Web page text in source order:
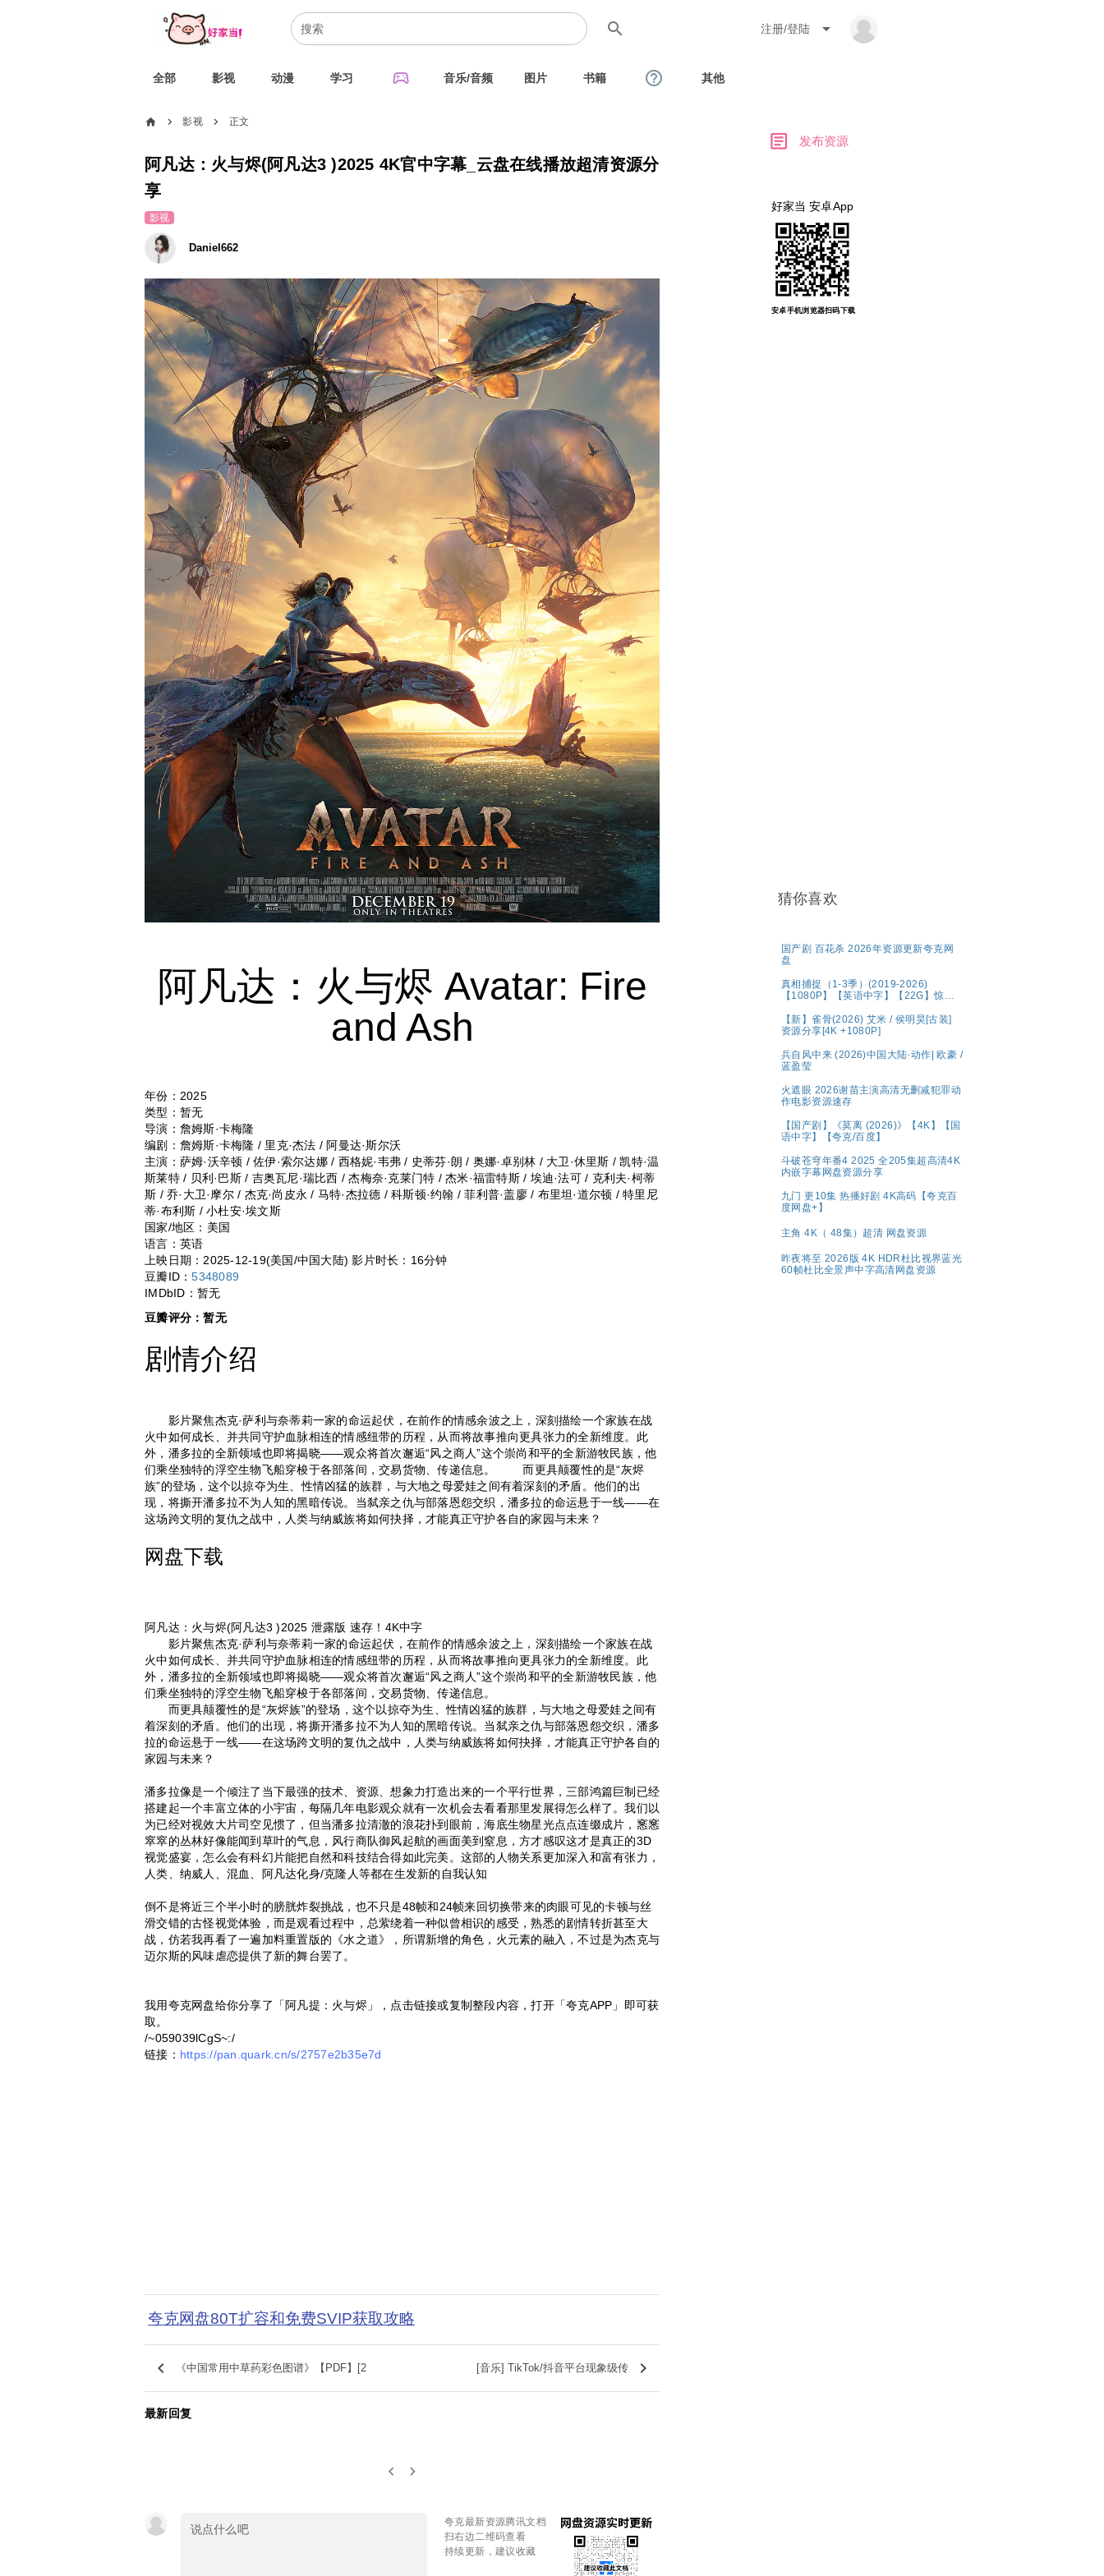
search 注册/登陆 arrow_drop_down
全部 影视 动漫 学习 sports_esports 音乐/音频 图片 书籍 help_outline 其他
home chevron_right 影视 chevron_right 正文
阿凡达：火与烬(阿凡达3 )2025 4K官中字幕_云盘在线播放超清资源分
享
影视
Daniel662
阿凡达：火与烬 Avatar: Fire
and Ash
年份：2025
类型：暂无
导演：詹姆斯·卡梅隆
编剧：詹姆斯·卡梅隆 / 里克·杰法 / 阿曼达·斯尔沃
主演：萨姆·沃辛顿 / 佐伊·索尔达娜 / 西格妮·韦弗 / 史蒂芬·朗 / 奥娜·卓别林 / 大卫·休里斯 / 凯特·温
斯莱特 / 贝利·巴斯 / 吉奥瓦尼·瑞比西 / 杰梅奈·克莱门特 / 杰米·福雷特斯 / 埃迪·法可 / 克利夫·柯蒂
斯 / 乔·大卫·摩尔 / 杰克·尚皮永 / 马特·杰拉德 / 科斯顿·约翰 / 菲利普·盖廖 / 布里坦·道尔顿 / 特里尼
蒂·布利斯 / 小杜安·埃文斯
国家/地区：美国
语言：英语
上映日期：2025-12-19(美国/中国大陆)影片时长：16分钟
豆瓣ID：5348089
IMDbID：暂无
豆瓣评分：暂无
剧情介绍
影片聚焦杰克·萨利与奈蒂莉一家的命运起伏，在前作的情感余波之上，深刻描绘一个家族在战
火中如何成长、并共同守护血脉相连的情感纽带的历程，从而将故事推向更具张力的全新维度。此
外，潘多拉的全新领域也即将揭晓——观众将首次邂逅“风之商人”这个崇尚和平的全新游牧民族，他
们乘坐独特的浮空生物飞船穿梭于各部落间，交易货物、传递信息。 而更具颠覆性的是“灰烬
族”的登场，这个以掠夺为生、性情凶猛的族群，与大地之母爱娃之间有着深刻的矛盾。他们的出
现，将撕开潘多拉不为人知的黑暗传说。当弑亲之仇与部落恩怨交织，潘多拉的命运悬于一线——在
这场跨文明的复仇之战中，人类与纳威族将如何抉择，才能真正守护各自的家园与未来？
网盘下载
阿凡达：火与烬(阿凡达3 )2025 泄露版 速存！4K中字
影片聚焦杰克·萨利与奈蒂莉一家的命运起伏，在前作的情感余波之上，深刻描绘一个家族在战
火中如何成长、并共同守护血脉相连的情感纽带的历程，从而将故事推向更具张力的全新维度。此
外，潘多拉的全新领域也即将揭晓——观众将首次邂逅“风之商人”这个崇尚和平的全新游牧民族，他
们乘坐独特的浮空生物飞船穿梭于各部落间，交易货物、传递信息。
而更具颠覆性的是“灰烬族”的登场，这个以掠夺为生、性情凶猛的族群，与大地之母爱娃之间有
着深刻的矛盾。他们的出现，将撕开潘多拉不为人知的黑暗传说。当弑亲之仇与部落恩怨交织，潘多
拉的命运悬于一线——在这场跨文明的复仇之战中，人类与纳威族将如何抉择，才能真正守护各自的
家园与未来？
潘多拉像是一个倾注了当下最强的技术、资源、想象力打造出来的一个平行世界，三部鸿篇巨制已经
搭建起一个丰富立体的小宇宙，每隔几年电影观众就有一次机会去看看那里发展得怎么样了。我们以
为已经对视效大片司空见惯了，但当潘多拉清澈的浪花扑到眼前，海底生物星光点点连缀成片，窸窸
窣窣的丛林好像能闻到草叶的气息，风行商队御风起航的画面美到窒息，方才感叹这才是真正的3D
视觉盛宴，怎么会有科幻片能把自然和科技结合得如此完美。这部的人物关系更加深入和富有张力，
人类、纳威人、混血、阿凡达化身/克隆人等都在生发新的自我认知
倒不是将近三个半小时的膀胱炸裂挑战，也不只是48帧和24帧来回切换带来的肉眼可见的卡顿与丝
滑交错的古怪视觉体验，而是观看过程中，总萦绕着一种似曾相识的感受，熟悉的剧情转折甚至大
战，仿若我再看了一遍加料重置版的《水之道》，所谓新增的角色，火元素的融入，不过是为杰克与
迈尔斯的风味虐恋提供了新的舞台罢了。
我用夸克网盘给你分享了「阿凡提：火与烬」，点击链接或复制整段内容，打开「夸克APP」即可获
取。
/~059039lCgS~:/
链接： https://pan.quark.cn/s/2757e2b35e7d
夸克网盘80T扩容和免费SVIP获取攻略
keyboard_arrow_left 《中国常用中草药彩色图谱》【PDF】[2 [音乐] TikTok/抖音平台现象级传 keyboard_arrow_right
最新回复
keyboard_arrow_left keyboard_arrow_right
夸克最新资源腾讯文档
扫右边二维码查看
持续更新，建议收藏
article 发布资源
好家当 安卓App
安卓手机浏览器扫码下载
猜你喜欢
国产剧 百花杀 2026年资源更新夸克网
盘
真相捕捉（1-3季）(2019-2026)
【1080P】【英语中字】【22G】惊悚
【新】雀骨(2026) 艾米 / 侯明昊[古装]
资源分享[4K +1080P]
兵自风中来 (2026)中国大陆·动作| 欧豪 /
蓝盈莹
火遮眼 2026谢苗主演高清无删减犯罪动
作电影资源速存
【国产剧】《莫离 (2026)》【4K】【国
语中字】【夸克/百度】
斗破苍穹年番4 2025 全205集超高清4K
内嵌字幕网盘资源分享
九门 更10集 热播好剧 4K高码【夸克百
度网盘+】
主角 4K（ 48集）超清 网盘资源
昨夜将至 2026版 4K HDR杜比视界蓝光
60帧杜比全景声中字高清网盘资源